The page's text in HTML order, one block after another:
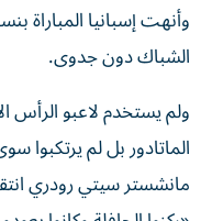
الشباك دون جدوى.
ولم يستخدم لاعبو الرأس
الماتادور بل لم يرتكبوا
مانشستر سيتي رودري